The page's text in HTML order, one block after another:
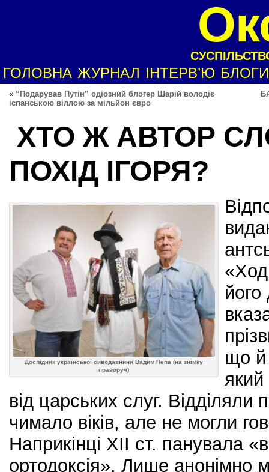
ГОЛОВНА ЖУРНАЛ ІНТЕРВ’Ю БЛОГИ
« “Подарував Путін” одіозний блогер Шарій володіє
іспанською віллою за мільйон євро
ХТО Ж АВТОР
ПОХІД ІГОРЯ?
Дослідник української сиводавнини Вадим Пепа (на знімку
праворуч)
його
що й
який
від царських слуг. Відділяли
чимало віків, але не могли
Наприкінці ХІІ ст. панувала
ортодоксія». Лише анонімно